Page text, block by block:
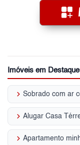
Imóveis em Destaque
keyboard_arrow_right
keyboard_arrow_right
keyboard_arrow_right